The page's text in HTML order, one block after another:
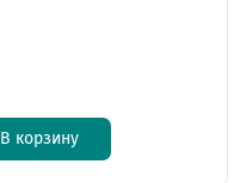
В корзину